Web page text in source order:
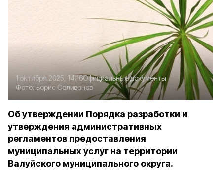
1 октября 2025, 14:16Официальные документы
Фото: Борис Селиванов
Об утверждении Порядка разработки и
утверждения административных
регламентов предоставления
муниципальных услуг на территории
Валуйского муниципального округа.